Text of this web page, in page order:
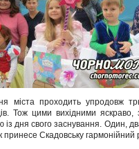
міста проходить упродовж
Тож цими вихідними
із дня свого заснування. Один,
Скадовську гармонійний